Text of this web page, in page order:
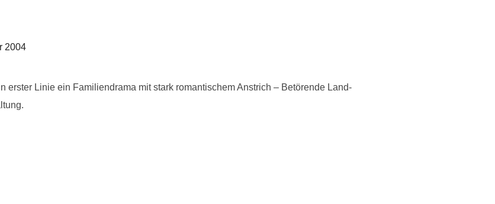
2004
erster Linie ein Fami­lien­drama mit stark roman­tischem Anstrich – Betörende Land­